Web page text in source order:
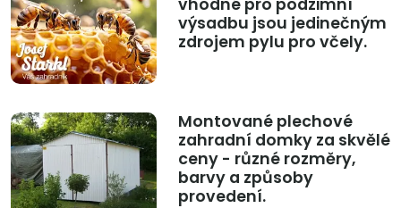
vhodné pro podzimní
výsadbu jsou jedinečným
zdrojem pylu pro včely.
Montované plechové
zahradní domky za skvělé
ceny - různé rozměry,
barvy a způsoby
provedení.